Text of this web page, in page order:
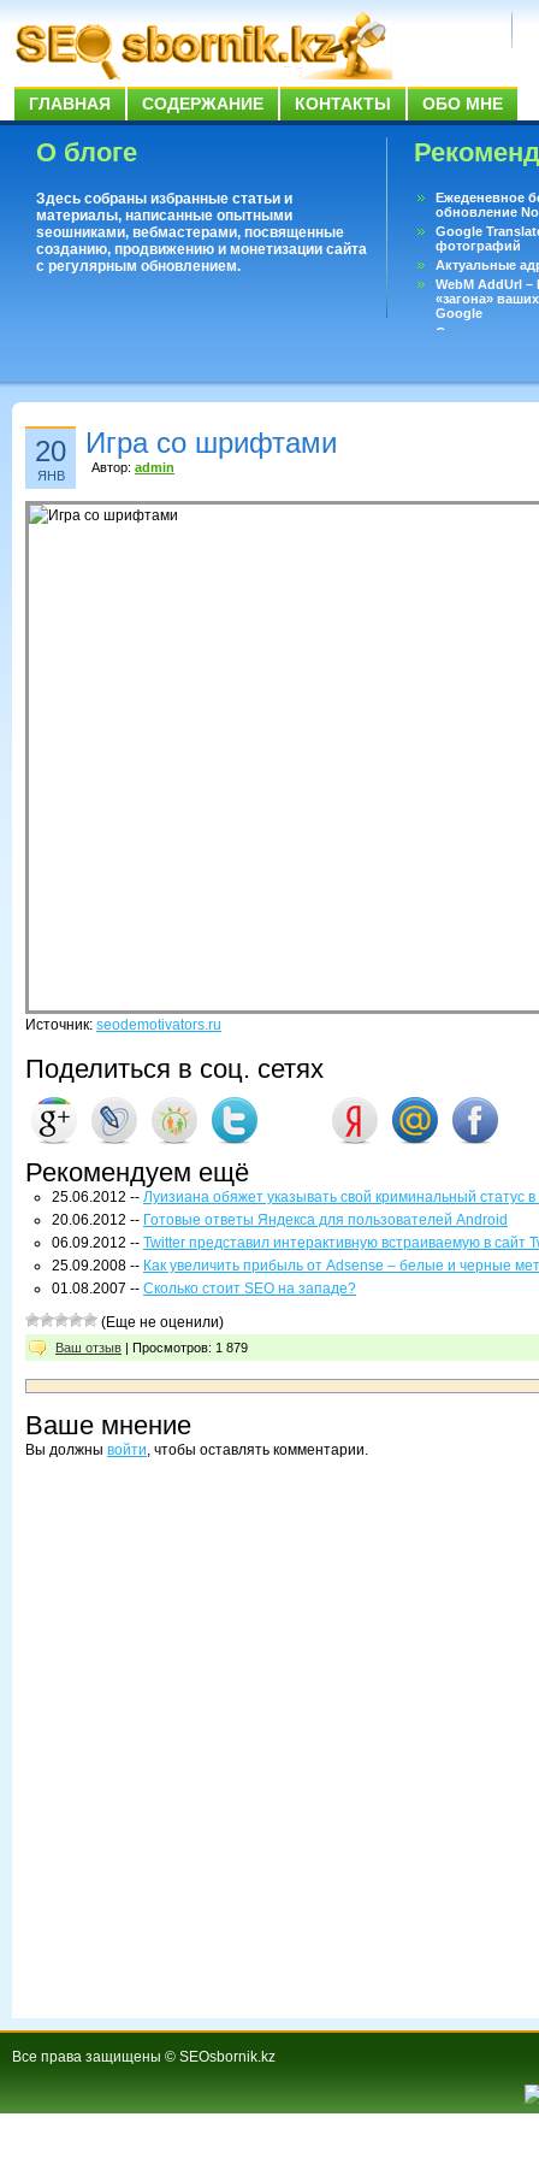
ГЛАВНАЯ СОДЕРЖАНИЕ КОНТАКТЫ ОБО МНЕ
О блоге
Здесь собраны избранные статьи и
материалы, написанные опытными
seoшниками, вебмастерами, посвященные
созданию, продвижению и монетизации сайта
с регулярным обновлением.
Ежеденевное
обновление
Google
фотографий
Актуальные
WebM AddUrl
«загона»
Google
Существует
20
ЯНВ
Игра со шрифтами
Автор: admin
Источник: seodemotivators.ru
Поделиться в соц. сетях
Рекомендуем ещё
25.06.2012 -- Луизиана обяжет указывать свой криминальный статус
20.06.2012 -- Готовые ответы Яндекса для пользователей Android
06.09.2012 -- Twitter представил интерактивную встраиваемую в сайт
25.09.2008 -- Как увеличить прибыль от Adsense – белые и черные
01.08.2007 -- Сколько стоит SEO на западе?
(Еще не оценили)
Ваш отзыв | Просмотров: 1 879
Ваше мнение
Вы должны войти, чтобы оставлять комментарии.
Все права защищены © SEOsbornik.kz